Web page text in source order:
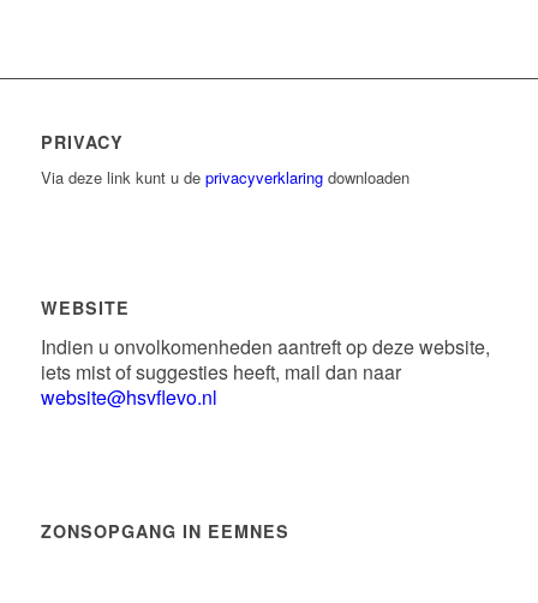
PRIVACY
Via deze link kunt u de privacyverklaringdownloaden
WEBSITE
Indien u onvolkomenheden aantreft op deze website,
iets mist of suggesties heeft, mail dan naar
website@hsvflevo.nl
ZONSOPGANG IN EEMNES